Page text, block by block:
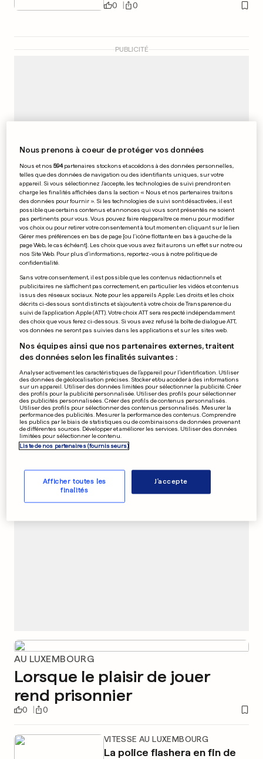
0 0
PUBLICITÉ
«A RAINY DAY IN NEW YORK»
Woody Allen retrouve son
New York fétiche
0 0
AFFAIRE TRAVERSINI
La mairie de Differdange a
été perquisitionnée
0 1
FOOTBALL - LIGA
La pépite du Barça Ansu Fati
devient espagnole
0 0
AU LUXEMBOURG
Lorsque le plaisir de jouer
rend prisonnier
0 0
VITESSE AU LUXEMBOURG
La police flashera en fin de
Nous prenons à coeur de protéger vos données
Nous et nos594partenaires stockons et accédons à des données personnelles,
telles que des données de navigation ou des identifiants uniques, sur votre
appareil. Si vous sélectionnez J'accepte, les technologies de suivi prendront en
charge les finalités affichées dans la section « Nous et nos partenaires traitons
des données pour fournir ». Si les technologies de suivi sont désactivées, il est
possible que certains contenus et annonces qui vous sont présentés ne soient
pas pertinents pour vous. Vous pouvez faire réapparaître ce menu pour modifier
vos choix ou pour retirer votre consentement à tout moment en cliquant sur le lien
Gérer mes préférences en bas de page [ou l'icône flottante en bas à gauche de la
page Web, le cas échéant]. Les choix que vous avez fait aurons un effet sur notre ou
nos Site Web. Pour plus d’informations, reportez-vous à notre politique de
confidentialité.
Sans votre consentement, il est possible que les contenus rédactionnels et
publicitaires ne s'affichent pas correctement, en particulier les vidéos et contenus
issus des réseaux sociaux. Note pour les appareils Apple: Les droits et les choix
décrits ci-dessous sont distincts et s'ajoutent à votre choix de Transparence du
suivi de l'application Apple (ATT). Votre choix ATT sera respecté indépendamment
des choix que vous ferez ci-dessous. Si vous avez refusé la boîte de dialogue ATT,
vos données ne seront pas suivies dans les applications et sur les sites web.
Nos équipes ainsi que nos partenaires externes, traitent
des données selon les finalités suivantes :
Analyser activement les caractéristiques de l’appareil pour l’identification. Utiliser
des données de géolocalisation précises. Stocker et/ou accéder à des informations
sur un appareil. Utiliser des données limitées pour sélectionner la publicité. Créer
des profils pour la publicité personnalisée. Utiliser des profils pour sélectionner
des publicités personnalisées. Créer des profils de contenus personnalisés.
Utiliser des profils pour sélectionner des contenus personnalisés. Mesurer la
performance des publicités. Mesurer la performance des contenus. Comprendre
les publics par le biais de statistiques ou de combinaisons de données provenant
de différentes sources. Développer et améliorer les services. Utiliser des données
limitées pour sélectionner le contenu.
Liste de nos partenaires (fournisseurs)
Afficher toutes les
finalités
J'accepte